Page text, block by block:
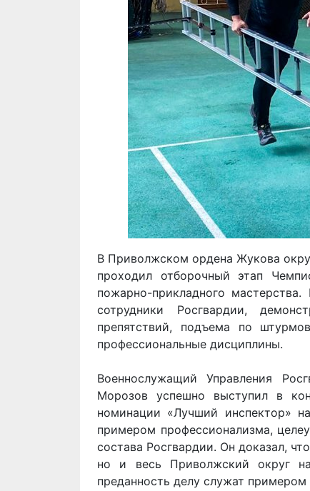
В Приволжском ордена Жукова
проходил отборочный этап
пожарно-прикладного
сотрудники Росгвардии,
препятствий, подъема по
профессиональные дисциплины.
Военнослужащий Управления
Морозов успешно выступил в
номинации «Лучший инспектор»
примером профессионализма,
состава Росгвардии. Он доказал,
но и весь Приволжский округ
преданность делу служат примером